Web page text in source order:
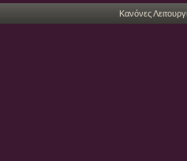
Κανόνες